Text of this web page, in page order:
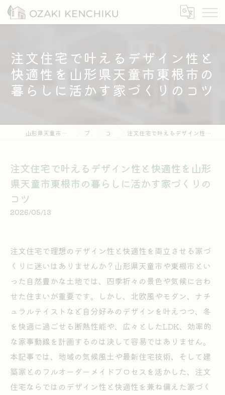
注文住宅で叶えるデザイン性と
快適性を山形県天童市東根市の
暮らしに活かす家づくりのコツ
山形県天童市の注文住宅なら有限会社尾崎建築 ブログ コラム 注文住宅で叶えるデザイン性と快適性を山形県天童市東根市の暮らしに活かす家づくりのコツ
注文住宅で叶えるデザイン性と快適性を山形
県天童市東根市の暮らしに活かす家づくりの
コツ
2026/05/13
注文住宅で理想のデザイン性と快適性を両立させる家づ
くりに迷いはありませんか？山形県天童市や東根市とい
った自然豊かな土地では、四季折々の景色や気候に合わ
せた住まいが重要です。しかし、北欧風やモダン、ナチ
ュラルテイストなど自分好みのデザインを叶えつつ、冬
を快適に過ごせる断熱性能や、広々としたLDK、効率的
な家事動線を計画するのは決して容易ではありません。
本記事では、地域の気候風土や最新住宅技術、そして建
築家とのフルオーダーメイドプロセスを活かした、注文
住宅ならではのデザイン性と快適性を兼ね備えた家づく